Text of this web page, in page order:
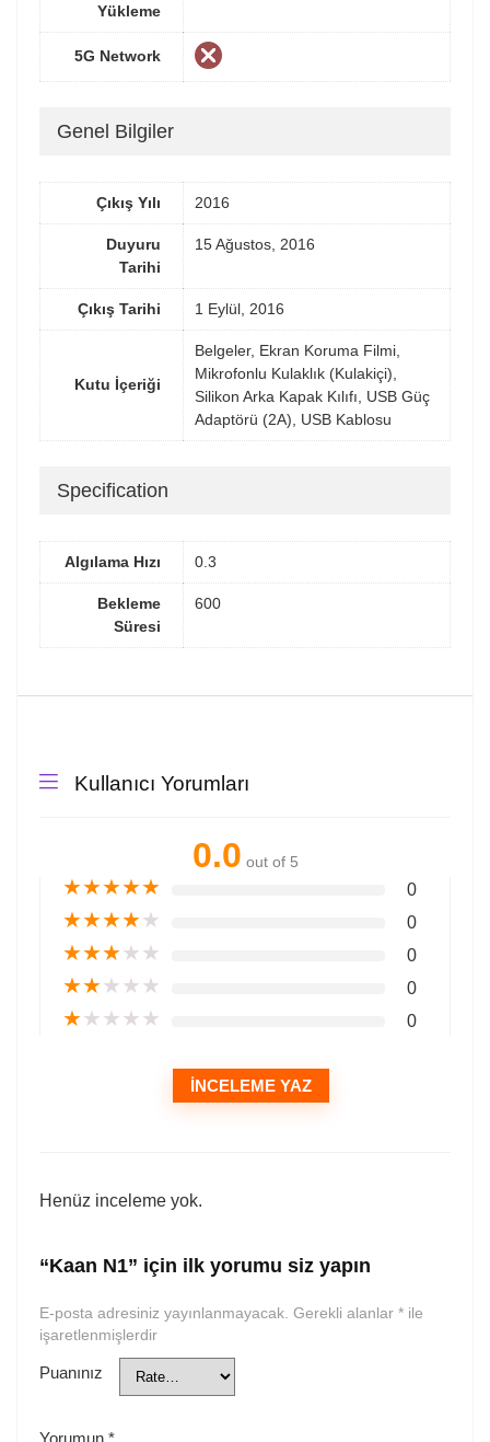
Yükleme
5G Network
Genel Bilgiler
Çıkış Yılı 2016
Duyuru
Tarihi
15 Ağustos, 2016
Çıkış Tarihi 1 Eylül, 2016
Kutu İçeriği
Belgeler, Ekran Koruma Filmi,
Mikrofonlu Kulaklık (Kulakiçi),
Silikon Arka Kapak Kılıfı, USB Güç
Adaptörü (2A), USB Kablosu
Specification
Algılama Hızı 0.3
Bekleme
Süresi
600
Kullanıcı Yorumları
0.0 out of 5
★★★★★ 0
★★★★★ 0
★★★★★ 0
★★★★★ 0
★★★★★ 0
İNCELEME YAZ
Henüz inceleme yok.
“Kaan N1” için ilk yorumu siz yapın
E-posta adresiniz yayınlanmayacak. Gerekli alanlar * ile
işaretlenmişlerdir
Puanınız